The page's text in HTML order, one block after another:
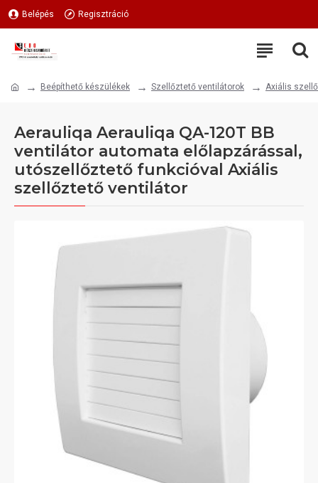
Belépés Regisztráció
Beépíthető készülékek Szellőztető ventilátorok Axiális
Aerauliqa Aerauliqa QA-120T BB
ventilátor automata előlapzárással,
utószellőztető funkcióval Axiális
szellőztető ventilátor